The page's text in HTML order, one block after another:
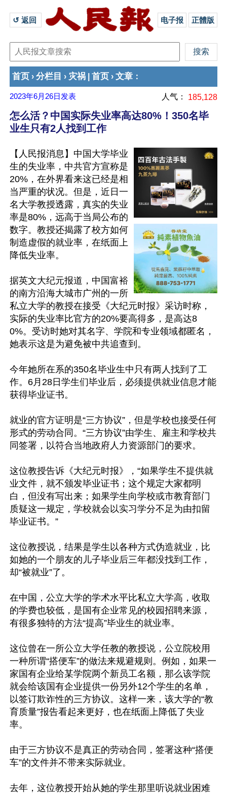
↺ 返回 电子报 正體版
首页 › 分栏目 › 灾祸 首页 › 文章 ：
2023年6月26日 发表 人气： 185,128
怎么活？中国实际失业率高达80%！350名毕
业生只有2人找到工作
【人民报消息】中国大学毕业
生的失业率，中共官方宣称是
20%，在外界看来这已经是相
当严重的状况。但是，近日一
名大学教授透露，真实的失业
率是80%，远高于当局公布的
数字。教授还揭露了校方如何
制造虚假的就业率，在纸面上
降低失业率。
据英文大纪元报道，中国富裕
的南方沿海大城市广州的一所
私立大学的教授在接受《大纪元时报》采访时称，
实际的失业率比官方的20%要高得多，是高达8
0%。受访时她对其名字、学院和专业领域都匿名，
她表示这是为避免被中共追查到。
今年她所在系的350名毕业生中只有两人找到了工
作。6月28日学生们毕业后，必须提供就业信息才能
获得毕业证书。
就业的官方证明是“三方协议”，但是学校也接受任何
形式的劳动合同。“三方协议”由学生、雇主和学校共
同签署，以符合当地政府人力资源部门的要求。
这位教授告诉《大纪元时报》，“如果学生不提供就
业文件，就不颁发毕业证书；这个规定大家都明
白，但没有写出来；如果学生向学校或市教育部门
质疑这一规定，学校就会以实习学分不足为由扣留
毕业证书。”
这位教授说，结果是学生以各种方式伪造就业，比
如她的一个朋友的儿子毕业后三年都没找到工作，
却“被就业”了。
在中国，公立大学的学术水平比私立大学高，收取
的学费也较低，是国有企业常见的校园招聘来源，
有很多独特的方法“提高”毕业生的就业率。
这位曾在一所公立大学任教的教授说，公立院校用
一种所谓“搭便车”的做法来规避规则。例如，如果一
家国有企业给某学院两个新员工名额，那么该学院
就会给该国有企业提供一份另外12个学生的名单，
以签订欺诈性的三方协议。这样一来，该大学的“教
育质量”报告看起来更好，也在纸面上降低了失业
率。
由于三方协议不是真正的劳动合同，签署这种“搭便
车”的文件并不带来实际就业。
去年，这位教授开始从她的学生那里听说就业困难